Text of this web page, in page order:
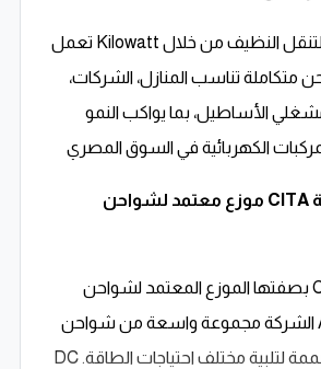
تعمل Kilowatt على تسريع اعتماد التنقل النظيف من خلال
تناسب المنازل، الشركات،
الأساطيل، بما يواكب النمو
موزع معتمد لشواحن CITA وحلول شحن ذكية
بصفتها الموزع المعتمد لشواحن
الشركة مجموعة واسعة من شواحن AC الذكية وشواحن
DC فائقة السرعة المصممة لتلبية مختلف احتياجات الطاقة.